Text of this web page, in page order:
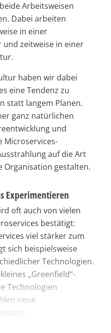
Arbeitsweisen
Dabei arbeiten
in einer
zeitweise in einer
haben wir dabei
eine Tendenz zu
statt langem Planen.
ganz natürlichen
und
Microservices-
auf die Art
Organisation gestalten.
Experimentieren
oft auch von vielen
bestätigt:
viel stärker zum
sich beispielsweise
Technologien.
„Greenfield“-
Technologien
neue